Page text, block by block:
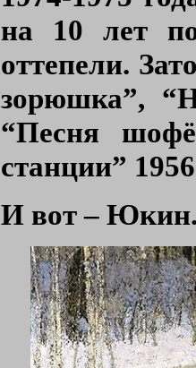
на 10 лет
оттепели.
зорюшка”,
“Песня
станции”
И вот –